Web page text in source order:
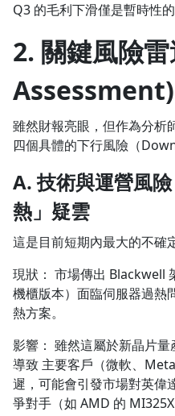
Q3 的毛利下滑僅是暫時性的
2. 關鍵風險
Assessment)
雖然財報亮眼，但作為分析
四個具體的下行風險（
A. 技術與運營風
熱」疑雲
這是目前短期內最大的不確
現狀： 市場傳出 Blackwell
機櫃版本）面臨伺服器過熱
熱方案。
影響： 雖然這屬於新晶片
導致 主要客戶（微軟、
遲，可能會引發市場對英偉
爭對手（如 AMD 的